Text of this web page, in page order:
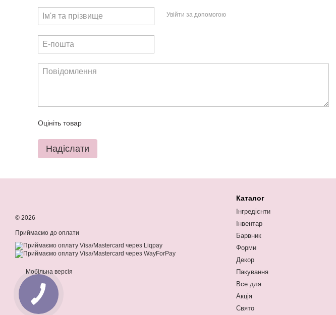
Увійти за допомогою
Оцініть товар
Надіслати
© 2026
Приймаємо до оплати
Мобільна версія
Каталог
Інгредієнти
Інвентар
Барвник
Форми
Декор
Пакування
Все для
Акція
Свято